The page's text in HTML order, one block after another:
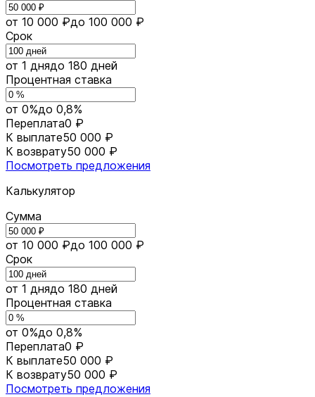
от 10 000 ₽до 100 000 ₽
Срок
от 1 днядо 180 дней
Процентная ставка
от 0%до 0,8%
Переплата0 ₽
К выплате50 000 ₽
К возврату50 000 ₽
Посмотреть предложения
Калькулятор
Сумма
от 10 000 ₽до 100 000 ₽
Срок
от 1 днядо 180 дней
Процентная ставка
от 0%до 0,8%
Переплата0 ₽
К выплате50 000 ₽
К возврату50 000 ₽
Посмотреть предложения